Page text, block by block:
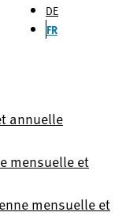
DE
FR
annuelle
mensuelle et
mensuelle et